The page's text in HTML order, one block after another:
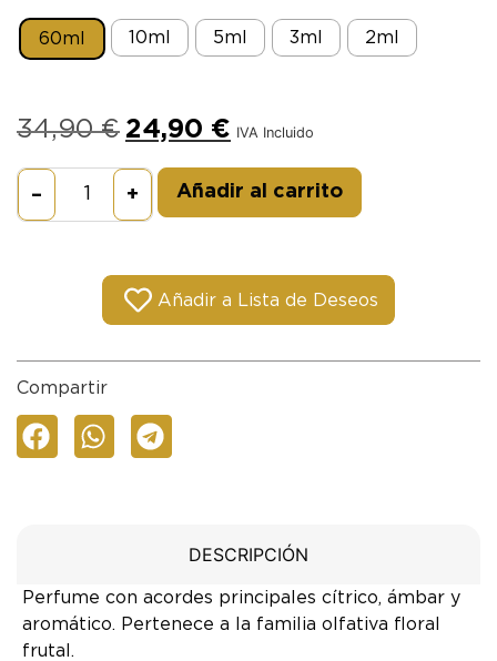
60ml 10ml 5ml 3ml 2ml
34,90€ 24,90 € IVA Incluido
– + Añadir al carrito
Añadir a Lista de Deseos
Compartir
DESCRIPCIÓN
Perfume con acordes principales cítrico, ámbar y
aromático. Pertenece a la familia olfativa floral
frutal.